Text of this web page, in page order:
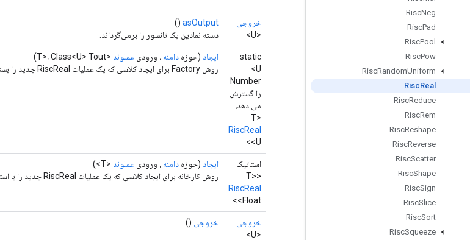
RiscNeg
RiscPad
RiscPool
RiscPow
RiscRandomUniform
RiscReal
RiscReduce
RiscRem
RiscReshape
RiscReverse
RiscScatter
RiscShape
RiscSign
RiscSlice
RiscSort
RiscSqueeze
خروجی
<U>
asOutput
()
دسته نمادین یک تانسور را برمی‌گرداند.
static
<U
Number
را گسترش
می دهد،
T>
RiscReal
<U>
ایجاد (حوزه دامنه ، ورودی عملوند <T>، Class<U> Tout)
روش Factory برای ایجاد کلاسی که یک عملیات RiscReal جدید را بسته بندی می کند.
استاتیک
<T>
RiscReal
<Float>
ایجاد (حوزه دامنه ، ورودی عملوند <T>)
روش کارخانه برای ایجاد کلاسی که یک عملیات RiscReal جدید را با استفاده از انواع خروجی پیش فرض بسته بندی می کند.
خروجی
<U>
خروجی ()